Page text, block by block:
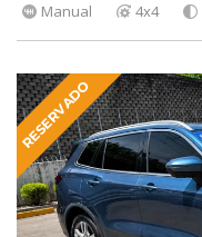
Manual
4x4
RESERVADO